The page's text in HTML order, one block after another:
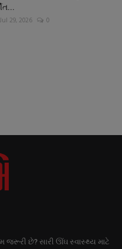
Jul 29, 2026 0
જરૂરી છે? સારી ઊંઘ સ્વાસ્થ્ય માટે